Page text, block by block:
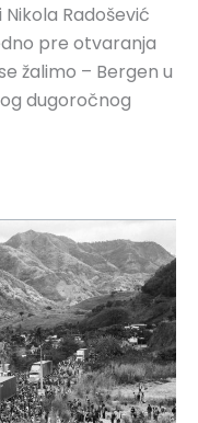
Radošević
pre otvaranja
žalimo – Bergen u
dugoročnog